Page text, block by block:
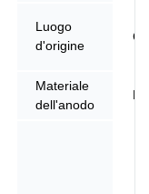
Luogo
d'origine
Materiale
dell'anodo